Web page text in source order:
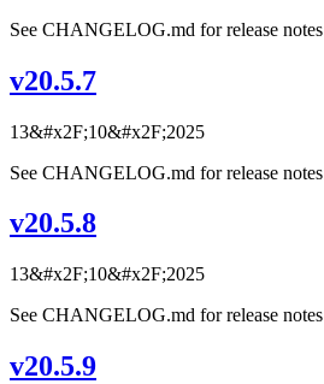
See CHANGELOG.md for release notes
v20.5.7
13&#x2F;10&#x2F;2025
See CHANGELOG.md for release notes
v20.5.8
13&#x2F;10&#x2F;2025
See CHANGELOG.md for release notes
v20.5.9